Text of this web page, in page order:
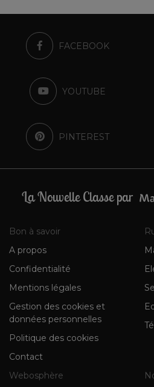
FACEBOOK
YOUTUBE
PINTEREST
La Nouvelle Classe par
Bon à savoir
A propos
Confidentialité
Mentions légales
Gestion des cookies et
données personnelles
Politique des cookies
Contact
Webosphère